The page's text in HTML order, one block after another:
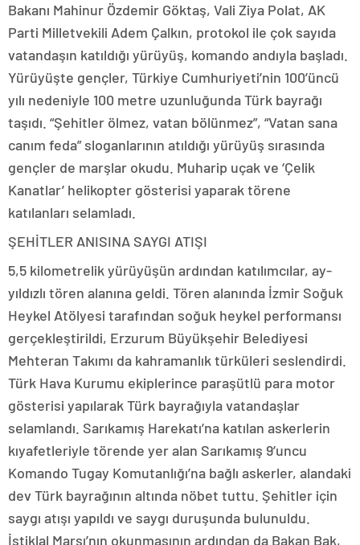
Bakanı Mahinur Özdemir Göktaş, Vali Ziya Polat, AK
Parti Milletvekili Adem Çalkın, protokol ile çok sayıda
vatandaşın katıldığı yürüyüş, komando andıyla başladı.
Yürüyüşte gençler, Türkiye Cumhuriyeti’nin 100’üncü
yılı nedeniyle 100 metre uzunluğunda Türk bayrağı
taşıdı. “Şehitler ölmez, vatan bölünmez”, “Vatan sana
canım feda” sloganlarının atıldığı yürüyüş sırasında
gençler de marşlar okudu. Muharip uçak ve ‘Çelik
Kanatlar’ helikopter gösterisi yaparak törene
katılanları selamladı.
ŞEHİTLER ANISINA SAYGI ATIŞI
5,5 kilometrelik yürüyüşün ardından katılımcılar, ay-
yıldızlı tören alanına geldi. Tören alanında İzmir Soğuk
Heykel Atölyesi tarafından soğuk heykel performansı
gerçekleştirildi, Erzurum Büyükşehir Belediyesi
Mehteran Takımı da kahramanlık türküleri seslendirdi.
Türk Hava Kurumu ekiplerince paraşütlü para motor
gösterisi yapılarak Türk bayrağıyla vatandaşlar
selamlandı. Sarıkamış Harekatı’na katılan askerlerin
kıyafetleriyle törende yer alan Sarıkamış 9’uncu
Komando Tugay Komutanlığı’na bağlı askerler, alandaki
dev Türk bayrağının altında nöbet tuttu. Şehitler için
saygı atışı yapıldı ve saygı duruşunda bulunuldu.
İstiklal Marşı’nın okunmasının ardından da Bakan Bak,